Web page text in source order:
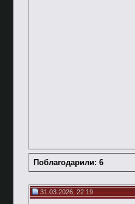
Поблагодарили: 6
31.03.2026, 22:19